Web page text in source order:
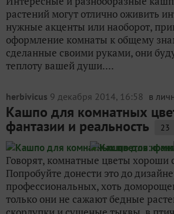
растений могут отлично оживить
нужные акценты или наоборот,
оформление комнаты к общему
сделанные своими руками, они
теплоту вашей души....
herbivicus 9 декабря 2014, 16:58 в
Кашпо для комнатных
фантазии и реальность 23
Говорят, комнатные цветы хороши
Попробуйте донести это до
профессиональных, хоть
только они не сажают бедные